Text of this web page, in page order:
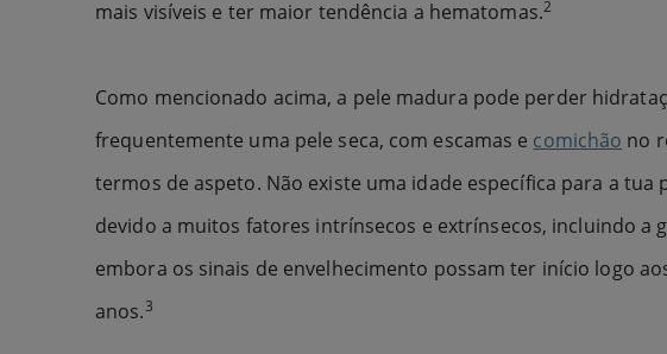
mais visíveis e ter maior tendência a hematomas.2
Como mencionado acima, a pele madura pode perder
frequentemente uma pele seca, com escamas e comichão no
termos de aspeto. Não existe uma idade específica para a
devido a muitos fatores intrínsecos e extrínsecos, incluindo a
embora os sinais de envelhecimento possam ter início logo
anos.3